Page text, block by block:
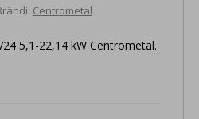
Centrometal
5,1-22,14 kW Centrometal.